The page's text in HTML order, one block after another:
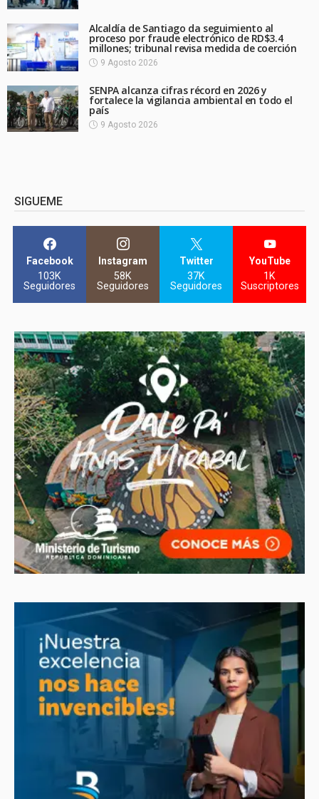
Alcaldía de Santiago da seguimiento al
proceso por fraude electrónico de RD$3.4
millones; tribunal revisa medida de coerción
9 Agosto 2026
SENPA alcanza cifras récord en 2026 y
fortalece la vigilancia ambiental en todo el
país
9 Agosto 2026
SIGUEME
Facebook
103K
Seguidores
Instagram
58K
Seguidores
Twitter
37K
Seguidores
YouTube
1K
Suscriptores